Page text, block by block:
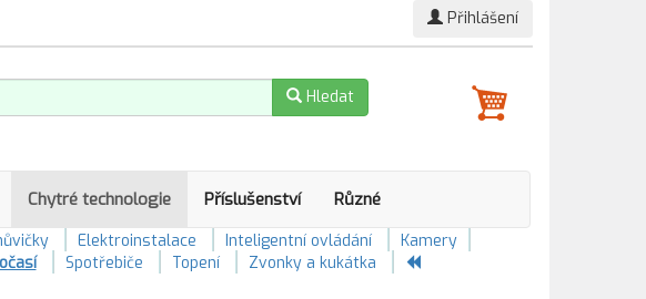
Přihlášení
Hledat
Chytré technologie Příslušenství Různé
Elektroinstalace Inteligentní ovládání
Kamery
Spotřebiče Topení Zvonky a kukátka